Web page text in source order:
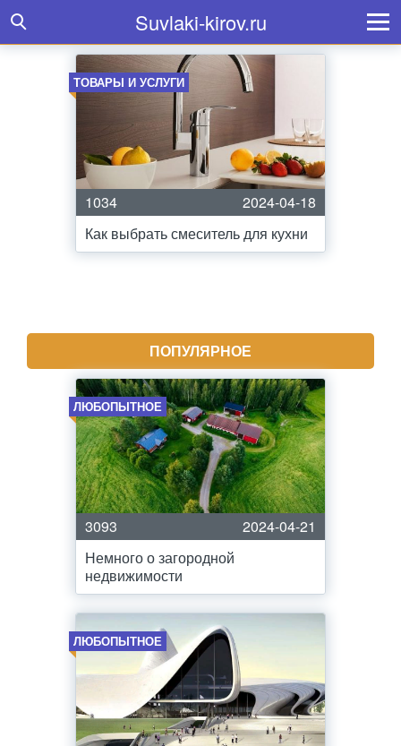
Suvlaki-kirov.ru
ТОВАРЫ И УСЛУГИ
1034
2024-04-18
Как выбрать смеситель для кухни
ПОПУЛЯРНОЕ
ЛЮБОПЫТНОЕ
3093
2024-04-21
Немного о загородной
недвижимости
ЛЮБОПЫТНОЕ